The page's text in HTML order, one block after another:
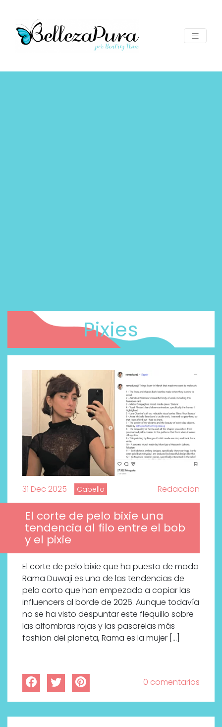
Pixies
31 Dec 2025 Cabello Redaccion
El corte de pelo bixie una
tendencia al filo entre el bob
y el pixie
El corte de pelo bixie que ha puesto de moda
Rama Duwaji es una de las tendencias de
pelo corto que han empezado a copiar las
influencers al borde de 2026. Aunque todavía
no se ha visto despuntar este flequillo sobre
las alfombras rojas y las pasarelas más
fashion del planeta, Rama es la mujer […]
0 comentarios